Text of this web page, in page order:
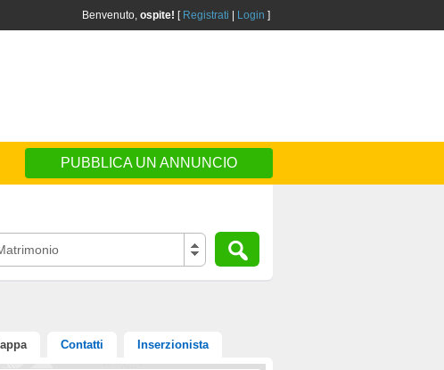
Benvenuto, ospite! [ Registrati Login ]
PUBBLICA UN ANNUNCIO
Contatti Inserzionista